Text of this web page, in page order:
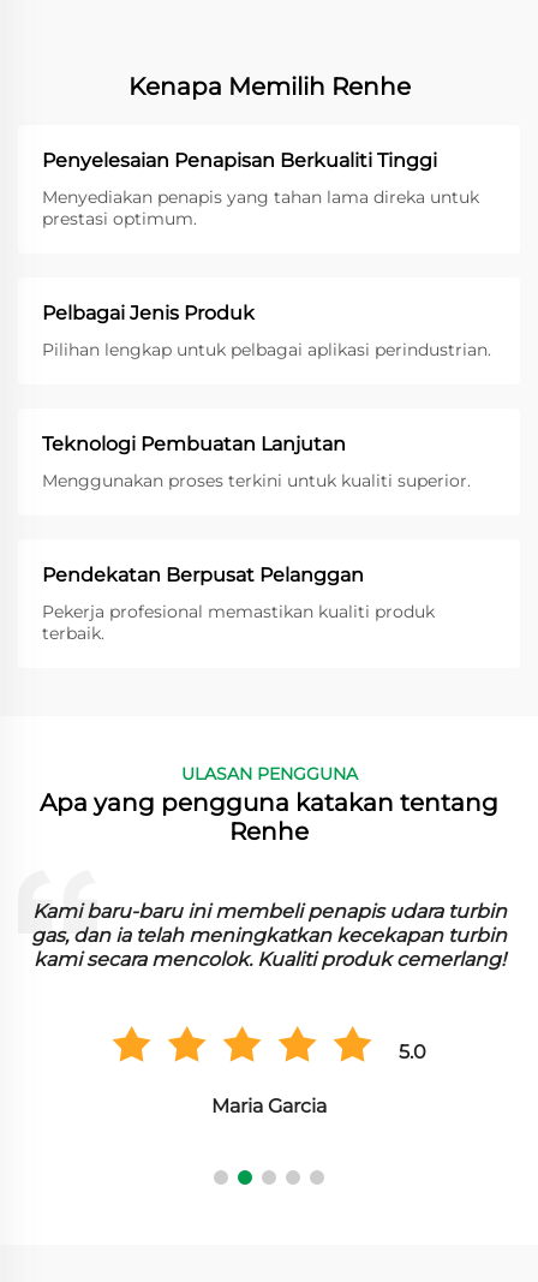
Kenapa Memilih Renhe
Penyelesaian Penapisan Berkualiti Tinggi
Menyediakan penapis yang tahan lama direka untuk
prestasi optimum.
Pelbagai Jenis Produk
Pilihan lengkap untuk pelbagai aplikasi perindustrian.
Teknologi Pembuatan Lanjutan
Menggunakan proses terkini untuk kualiti superior.
Pendekatan Berpusat Pelanggan
Pekerja profesional memastikan kualiti produk
terbaik.
ULASAN PENGGUNA
Apa yang pengguna katakan tentang
Renhe
Kami baru-baru ini membeli penapis udara turbin
gas, dan ia telah meningkatkan kecekapan turbin
kami secara mencolok. Kualiti produk cemerlang!
5.0
Maria Garcia